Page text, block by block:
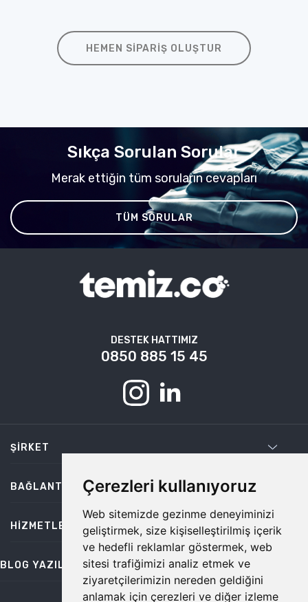
Çerezleri kullanıyoruz
Web sitemizde gezinme deneyiminizi
geliştirmek, size kişiselleştirilmiş içerik
ve hedefli reklamlar göstermek, web
sitesi trafiğimizi analiz etmek ve
ziyaretçilerimizin nereden geldiğini
anlamak için çerezleri ve diğer izleme
HEMEN SIPARIŞ OLUŞTUR
Sıkça Sorulan Sorular
Merak ettiğin tüm soruların cevapları
TÜM SORULAR
DESTEK HATTIMIZ
0850 885 15 45
ŞIRKET
BAĞLANTILAR
HIZMETLER
BLOG YAZILARI